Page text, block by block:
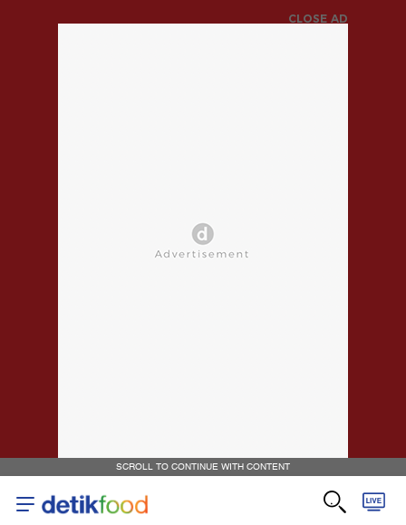
CLOSE AD
SCROLL TO CONTINUE WITH CONTENT